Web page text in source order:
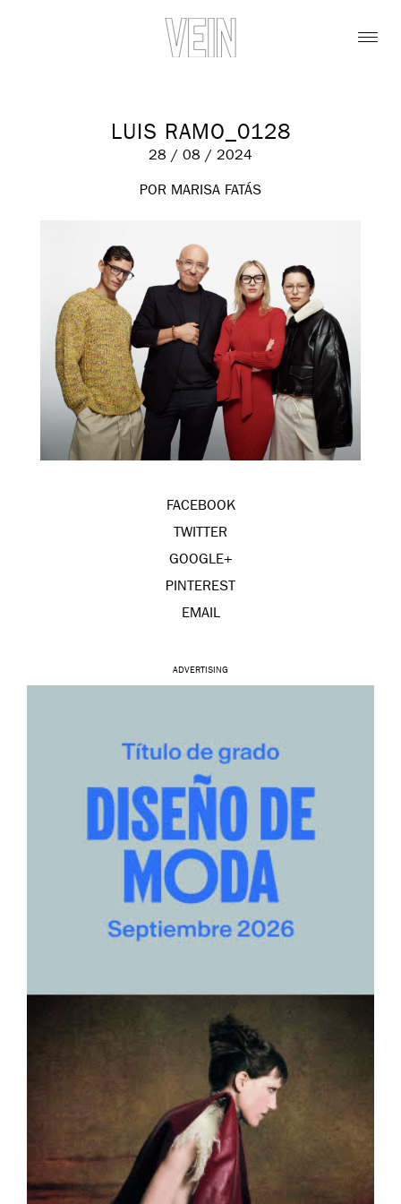
LUIS RAMO_0128
28 / 08 / 2024
POR MARISA FATÁS
FACEBOOK
TWITTER
GOOGLE+
PINTEREST
EMAIL
ADVERTISING